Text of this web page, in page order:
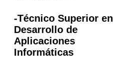
-Técnico Superior en
Desarrollo de
Aplicaciones
Informáticas